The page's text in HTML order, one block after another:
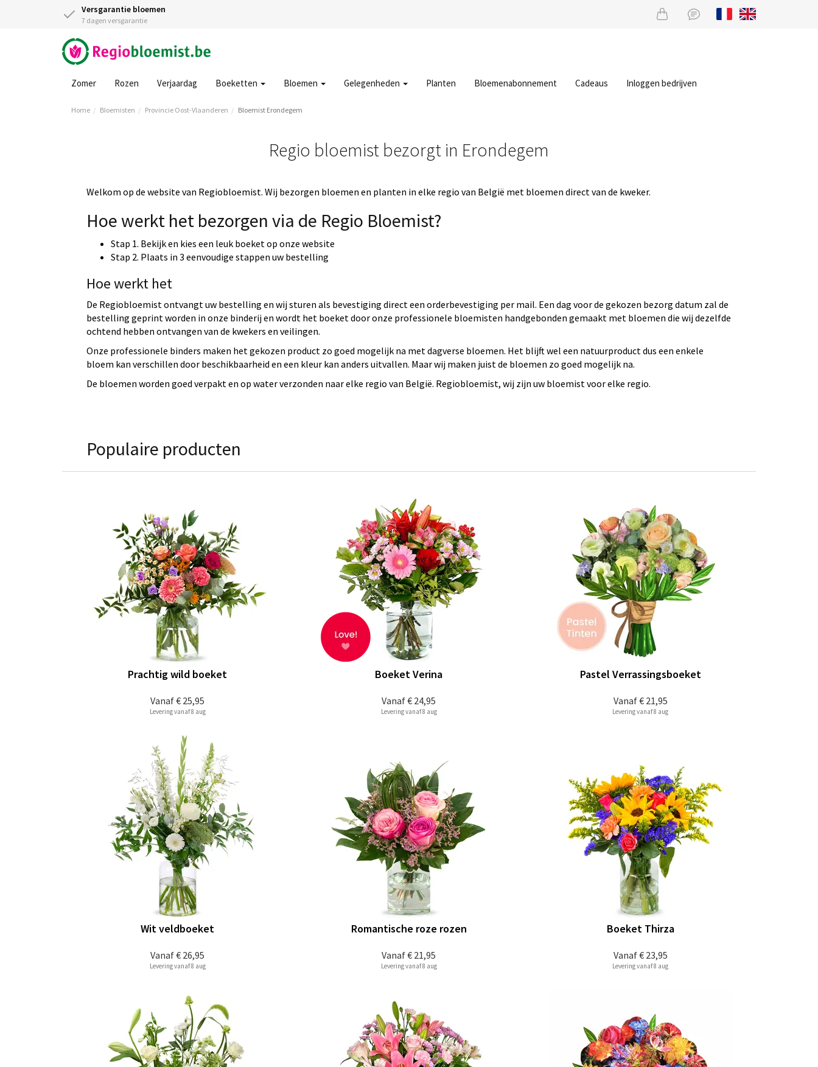
Versgarantie bloemen
7 dagen versgarantie
Zomer Rozen Verjaardag Boeketten Bloemen Gelegenheden Planten Bloemenabonnement Cadeaus Inloggen bedrijven
Home Bloemisten Provincie Oost-Vlaanderen Bloemist Erondegem
Regio bloemist bezorgt in Erondegem
Welkom op de website van Regiobloemist. Wij bezorgen bloemen en planten in elke regio van België met bloemen direct van de kweker.
Hoe werkt het bezorgen via de Regio Bloemist?
Stap 1. Bekijk en kies een leuk boeket op onze website
Stap 2. Plaats in 3 eenvoudige stappen uw bestelling
Hoe werkt het
De Regiobloemist ontvangt uw bestelling en wij sturen als bevestiging direct een orderbevestiging per mail. Een dag voor de gekozen bezorg datum zal de
bestelling geprint worden in onze binderij en wordt het boeket door onze professionele bloemisten handgebonden gemaakt met bloemen die wij dezelfde
ochtend hebben ontvangen van de kwekers en veilingen.
Onze professionele binders maken het gekozen product zo goed mogelijk na met dagverse bloemen. Het blijft wel een natuurproduct dus een enkele
bloem kan verschillen door beschikbaarheid en een kleur kan anders uitvallen. Maar wij maken juist de bloemen zo goed mogelijk na.
De bloemen worden goed verpakt en op water verzonden naar elke regio van België. Regiobloemist, wij zijn uw bloemist voor elke regio.
Populaire producten
Vanaf€ 25,95
Prachtig wild boeket
Levering vanaf 8 aug
Vanaf€ 24,95
Boeket Verina
Levering vanaf 8 aug
Vanaf€ 21,95
Pastel Verrassingsboeket
Levering vanaf 8 aug
Vanaf€ 26,95
Wit veldboeket
Levering vanaf 8 aug
Vanaf€ 21,95
Romantische roze rozen
Levering vanaf 8 aug
Vanaf€ 23,95
Boeket Thirza
Levering vanaf 8 aug